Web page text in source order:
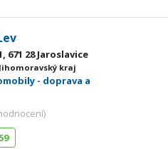
671 28 Jaroslavice
kraj
- doprava a